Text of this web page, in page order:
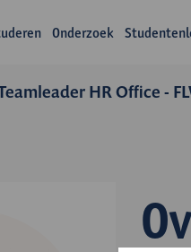
Onderzoek
HR Office -